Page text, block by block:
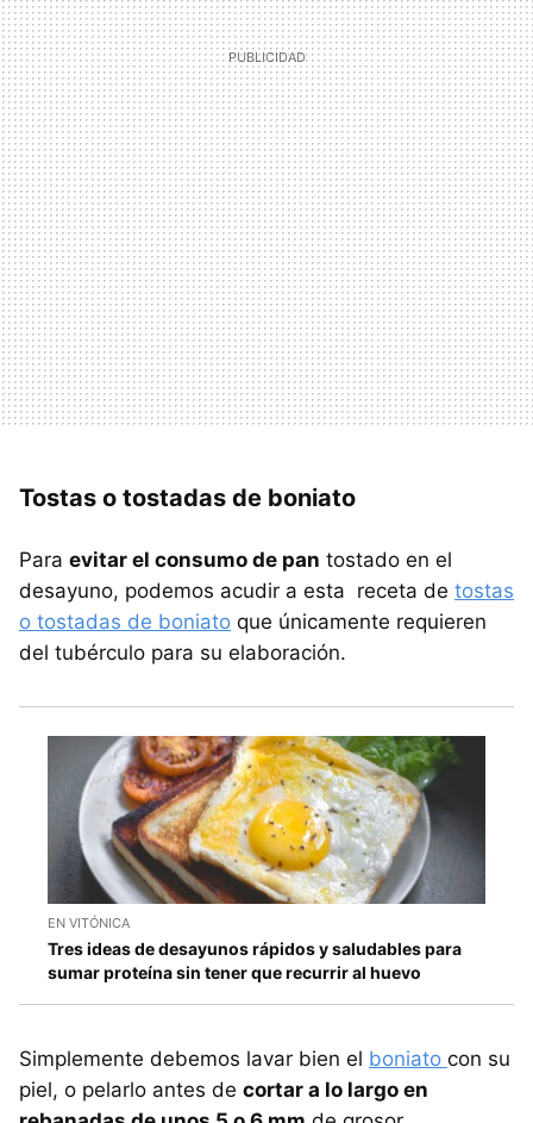
Tostas o tostadas de boniato
Para evitar el consumo de pan tostado en el
desayuno, podemos acudir a esta receta de tostas
o tostadas de boniato que únicamente requieren
del tubérculo para su elaboración.
EN VITÓNICA
Tres ideas de desayunos rápidos y saludables para
sumar proteína sin tener que recurrir al huevo
Simplemente debemos lavar bien el boniato con su
piel, o pelarlo antes de cortar a lo largo en